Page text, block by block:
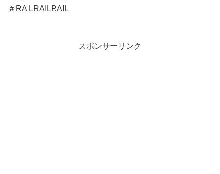
＃RAILRAILRAIL
スポンサーリンク